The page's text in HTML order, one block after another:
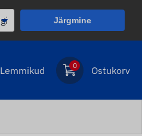
Järgmine
Lemmikud 0 Ostukorv